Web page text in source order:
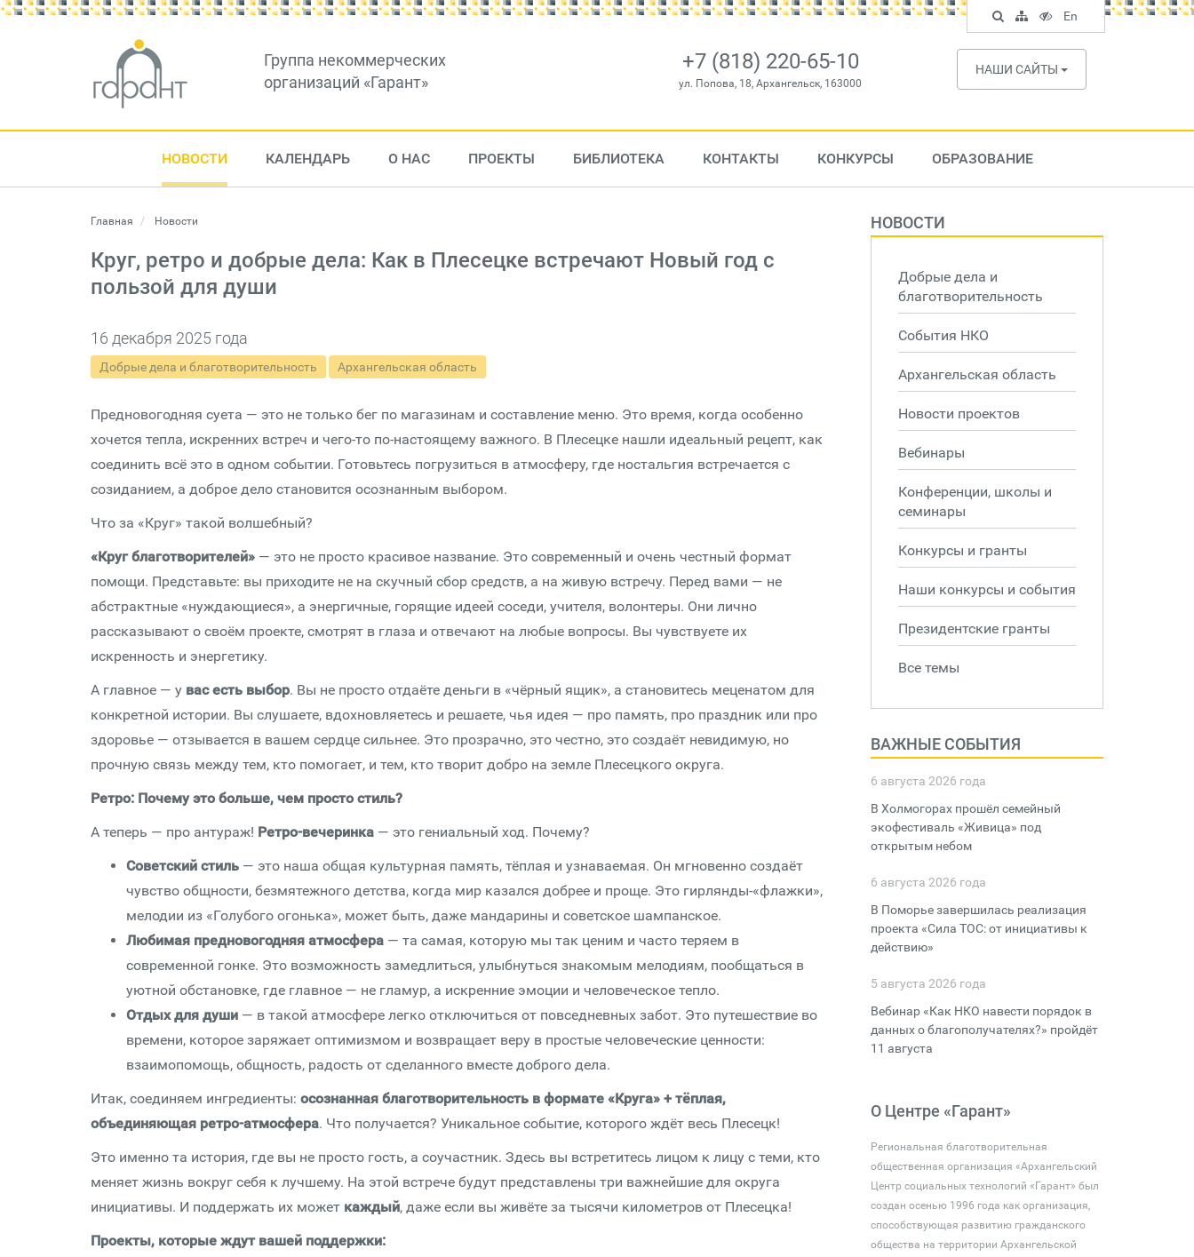
Группа некоммерческих
организаций «Гарант»
+7 (818) 220-65-10
ул. Попова, 18, Архангельск, 163000
НАШИ САЙТЫ
НОВОСТИ КАЛЕНДАРЬ О НАС ПРОЕКТЫ БИБЛИОТЕКА КОНТАКТЫ КОНКУРСЫ ОБРАЗОВАНИЕ
Главная Новости
Круг, ретро и добрые дела: Как в Плесецке встречают Новый год с
пользой для души
16 декабря 2025 года
Добрые дела и благотворительность Архангельская область
Предновогодняя суета — это не только бег по магазинам и составление меню. Это время, когда особенно
хочется тепла, искренних встреч и чего-то по-настоящему важного. В Плесецке нашли идеальный рецепт, как
соединить всё это в одном событии. Готовьтесь погрузиться в атмосферу, где ностальгия встречается с
созиданием, а доброе дело становится осознанным выбором.
Что за «Круг» такой волшебный?
«Круг благотворителей» — это не просто красивое название. Это современный и очень честный формат
помощи. Представьте: вы приходите не на скучный сбор средств, а на живую встречу. Перед вами — не
абстрактные «нуждающиеся», а энергичные, горящие идеей соседи, учителя, волонтеры. Они лично
рассказывают о своём проекте, смотрят в глаза и отвечают на любые вопросы. Вы чувствуете их
искренность и энергетику.
А главное — у вас есть выбор. Вы не просто отдаёте деньги в «чёрный ящик», а становитесь меценатом для
конкретной истории. Вы слушаете, вдохновляетесь и решаете, чья идея — про память, про праздник или про
здоровье — отзывается в вашем сердце сильнее. Это прозрачно, это честно, это создаёт невидимую, но
прочную связь между тем, кто помогает, и тем, кто творит добро на земле Плесецкого округа.
Ретро: Почему это больше, чем просто стиль?
А теперь — про антураж! Ретро-вечеринка — это гениальный ход. Почему?
Советский стиль — это наша общая культурная память, тёплая и узнаваемая. Он мгновенно создаёт
чувство общности, безмятежного детства, когда мир казался добрее и проще. Это гирлянды-«флажки»,
мелодии из «Голубого огонька», может быть, даже мандарины и советское шампанское.
Любимая предновогодняя атмосфера — та самая, которую мы так ценим и часто теряем в
современной гонке. Это возможность замедлиться, улыбнуться знакомым мелодиям, пообщаться в
уютной обстановке, где главное — не гламур, а искренние эмоции и человеческое тепло.
Отдых для души — в такой атмосфере легко отключиться от повседневных забот. Это путешествие во
времени, которое заряжает оптимизмом и возвращает веру в простые человеческие ценности:
взаимопомощь, общность, радость от сделанного вместе доброго дела.
Итак, соединяем ингредиенты: осознанная благотворительность в формате «Круга» + тёплая,
объединяющая ретро-атмосфера. Что получается? Уникальное событие, которого ждёт весь Плесецк!
Это именно та история, где вы не просто гость, а соучастник. Здесь вы встретитесь лицом к лицу с теми, кто
меняет жизнь вокруг себя к лучшему. На этой встрече будут представлены три важнейшие для округа
инициативы. И поддержать их может каждый, даже если вы живёте за тысячи километров от Плесецка!
Проекты, которые ждут вашей поддержки:
НОВОСТИ
Добрые дела и
благотворительность
События НКО
Архангельская область
Новости проектов
Вебинары
Конференции, школы и
семинары
Конкурсы и гранты
Наши конкурсы и события
Президентские гранты
Все темы
ВАЖНЫЕ СОБЫТИЯ
6 августа 2026 года
В Холмогорах прошёл семейный
экофестиваль «Живица» под
открытым небом
6 августа 2026 года
В Поморье завершилась реализация
проекта «Сила ТОС: от инициативы к
действию»
5 августа 2026 года
Вебинар «Как НКО навести порядок в
данных о благополучателях?» пройдёт
11 августа
О Центре «Гарант»
Региональная благотворительная
общественная организация «Архангельский
Центр социальных технологий «Гарант» был
создан осенью 1996 года как организация,
способствующая развитию гражданского
общества на территории Архангельской
Поиск
по
сайту
Карта
сайта
Версия
для
слабовидящих
En
English